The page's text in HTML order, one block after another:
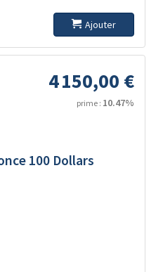
Ajouter
4 150,00 €
prime : 10.47%
100 Dollars